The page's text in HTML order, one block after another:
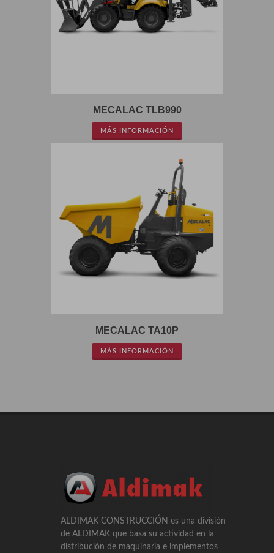
MECALAC TLB990
MÁS INFORMACIÓN
MECALAC TA10P
MÁS INFORMACIÓN
ALDIMAK CONSTRUCCIÓN es una división
de ALDIMAK que basa su actividad en la
distribución de maquinaria e implementos